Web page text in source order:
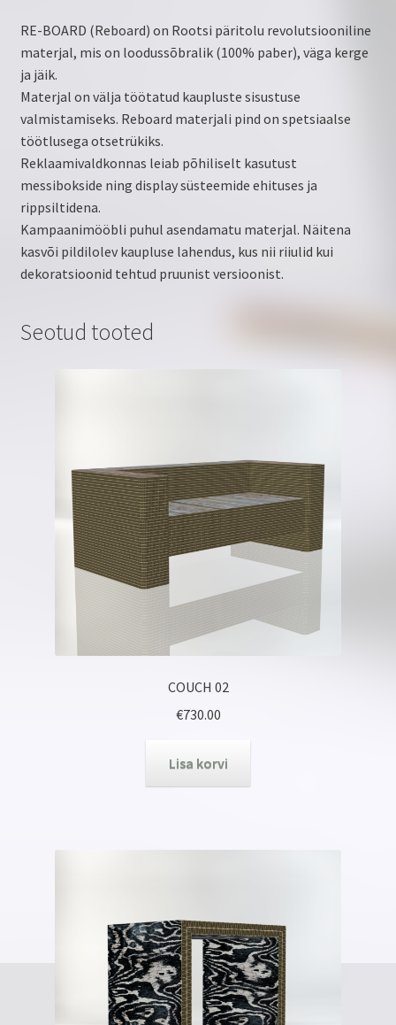
RE-BOARD (Reboard) on Rootsi päritolu revolutsiooniline
materjal, mis on loodussõbralik (100% paber), väga kerge
ja jäik.
Materjal on välja töötatud kaupluste sisustuse
valmistamiseks. Reboard materjali pind on spetsiaalse
töötlusega otsetrükiks.
Reklaamivaldkonnas leiab põhiliselt kasutust
messibokside ning display süsteemide ehituses ja
rippsiltidena.
Kampaanimööbli puhul asendamatu materjal. Näitena
kasvõi pildilolev kaupluse lahendus, kus nii riiulid kui
dekoratsioonid tehtud pruunist versioonist.
Seotud tooted
COUCH 02
€730.00
Lisa korvi